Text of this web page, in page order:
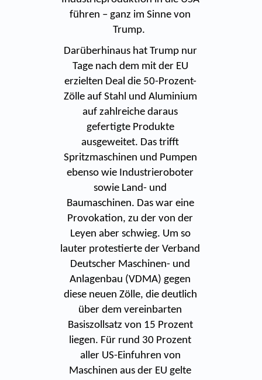
führen – ganz im Sinne von
Trump.
Darüberhinaus hat Trump nur
Tage nach dem mit der EU
erzielten Deal die 50-Prozent-
Zölle auf Stahl und Aluminium
auf zahlreiche daraus
gefertigte Produkte
ausgeweitet. Das trifft
Spritzmaschinen und Pumpen
ebenso wie Industrieroboter
sowie Land- und
Baumaschinen. Das war eine
Provokation, zu der von der
Leyen aber schwieg. Um so
lauter protestierte der Verband
Deutscher Maschinen- und
Anlagenbau (VDMA) gegen
diese neuen Zölle, die deutlich
über dem vereinbarten
Basiszollsatz von 15 Prozent
liegen. Für rund 30 Prozent
aller US-Einfuhren von
Maschinen aus der EU gelte